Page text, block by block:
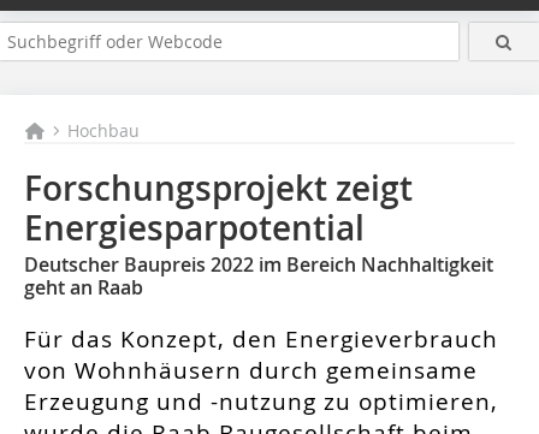
Hochbau
Forschungsprojekt zeigt
Energiesparpotential
Deutscher Baupreis 2022 im Bereich Nachhaltigkeit
geht an Raab
Für das Konzept, den Energieverbrauch
von Wohnhäusern durch gemeinsame
Erzeugung und -nutzung zu optimieren,